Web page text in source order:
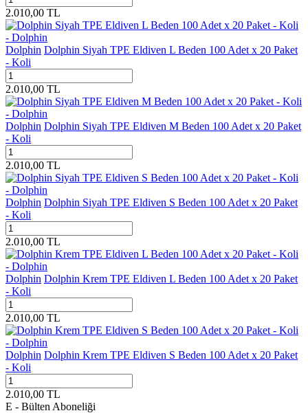
2.010,00 TL
Dolphin Dolphin Siyah TPE Eldiven L Beden 100 Adet x 20 Paket
- Koli
2.010,00 TL
Dolphin Dolphin Siyah TPE Eldiven M Beden 100 Adet x 20 Paket
- Koli
2.010,00 TL
Dolphin Dolphin Siyah TPE Eldiven S Beden 100 Adet x 20 Paket
- Koli
2.010,00 TL
Dolphin Dolphin Krem TPE Eldiven L Beden 100 Adet x 20 Paket
- Koli
2.010,00 TL
Dolphin Dolphin Krem TPE Eldiven S Beden 100 Adet x 20 Paket
- Koli
2.010,00 TL
E - Bülten Aboneliği